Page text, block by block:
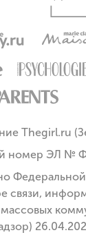
Thegirl.ru
номер ЭЛ №
связи,